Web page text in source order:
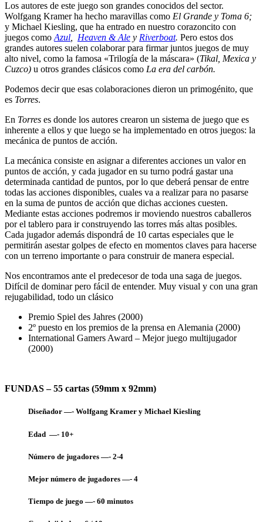
Los autores de este juego son grandes conocidos del sector.
Wolfgang Kramer ha hecho maravillas como El Grande y Toma 6;
y Michael Kiesling, que ha entrado en nuestro corazoncito con
juegos como Azul Heaven & Ale y Riverboat. Pero estos dos
grandes autores suelen colaborar para firmar juntos juegos de muy
alto nivel, como la famosa «Trilogía de la máscara» (Tikal, Mexica y
Cuzco) u otros grandes clásicos como La era del carbón.
Podemos decir que esas colaboraciones dieron un primogénito, que
es Torres.
En Torres es donde los autores crearon un sistema de juego que es
inherente a ellos y que luego se ha implementado en otros juegos: la
mecánica de puntos de acción.
La mecánica consiste en asignar a diferentes acciones un valor en
puntos de acción, y cada jugador en su turno podrá gastar una
determinada cantidad de puntos, por lo que deberá pensar de entre
todas las acciones disponibles, cuales va a realizar para no pasarse
en la suma de puntos de acción que dichas acciones cuesten.
Mediante estas acciones podremos ir moviendo nuestros caballeros
por el tablero para ir construyendo las torres más altas posibles.
Cada jugador además dispondrá de 10 cartas especiales que le
permitirán asestar golpes de efecto en momentos claves para hacerse
con un terreno importante o para construir de manera especial.
Nos encontramos ante el predecesor de toda una saga de juegos.
Difícil de dominar pero fácil de entender. Muy visual y con una gran
rejugabilidad, todo un clásico
Premio Spiel des Jahres (2000)
2º puesto en los premios de la prensa en Alemania (2000)
International Gamers Award – Mejor juego multijugador
(2000)
FUNDAS – 55 cartas (59mm x 92mm)
Diseñador —- Wolfgang Kramer y Michael Kiesling
Edad —- 10+
Número de jugadores —- 2-4
Mejor número de jugadores —- 4
Tiempo de juego —- 60 minutos